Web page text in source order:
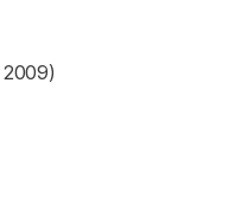
2009)